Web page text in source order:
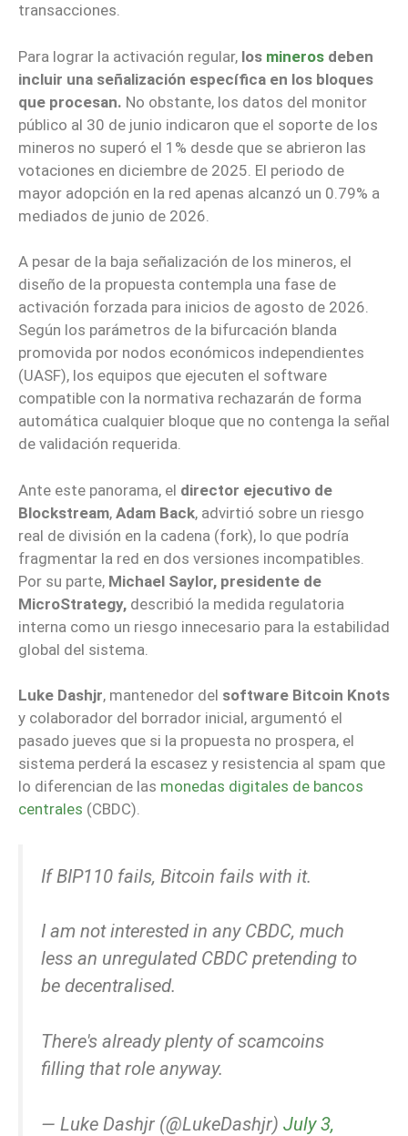
transacciones.
Para lograr la activación regular, los mineros deben
incluir una señalización específica en los bloques
que procesan. No obstante, los datos del monitor
público al 30 de junio indicaron que el soporte de los
mineros no superó el 1% desde que se abrieron las
votaciones en diciembre de 2025. El periodo de
mayor adopción en la red apenas alcanzó un 0.79% a
mediados de junio de 2026.
A pesar de la baja señalización de los mineros, el
diseño de la propuesta contempla una fase de
activación forzada para inicios de agosto de 2026.
Según los parámetros de la bifurcación blanda
promovida por nodos económicos independientes
(UASF), los equipos que ejecuten el software
compatible con la normativa rechazarán de forma
automática cualquier bloque que no contenga la señal
de validación requerida.
Ante este panorama, el director ejecutivo de
Blockstream, Adam Back, advirtió sobre un riesgo
real de división en la cadena (fork), lo que podría
fragmentar la red en dos versiones incompatibles.
Por su parte, Michael Saylor, presidente de
MicroStrategy, describió la medida regulatoria
interna como un riesgo innecesario para la estabilidad
global del sistema.
Luke Dashjr, mantenedor del software Bitcoin Knots
y colaborador del borrador inicial, argumentó el
pasado jueves que si la propuesta no prospera, el
sistema perderá la escasez y resistencia al spam que
lo diferencian de las monedas digitales de bancos
centrales (CBDC).
If BIP110 fails, Bitcoin fails with it.
I am not interested in any CBDC, much
less an unregulated CBDC pretending to
be decentralised.
There's already plenty of scamcoins
filling that role anyway.
— Luke Dashjr (@LukeDashjr) July 3,